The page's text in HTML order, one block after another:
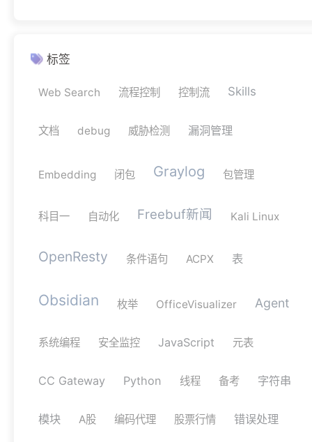
科目一
标签
Web Search 流程控制 控制流 Skills
文档 debug 威胁检测 漏洞管理
Embedding 闭包 Graylog 包管理
科目一 自动化 Freebuf新闻 Kali Linux
OpenResty 条件语句 ACPX 表
Obsidian 枚举 OfficeVisualizer Agent
系统编程 安全监控 JavaScript 元表
CC Gateway Python 线程 备考 字符串
模块 A股 编码代理 股票行情 错误处理